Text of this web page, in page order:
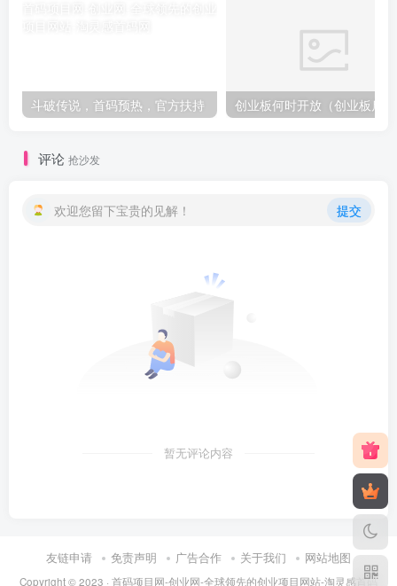
斗破传说，首码预热，官方扶持
评论 抢沙发
欢迎您留下宝贵的见解！ 提交
暂无评论内容
友链申请 免责声明 广告合作 关于我们 网站地图
Copyright © 2023 · 首码项目网-创业网-全球领先的创业项目网站-淘灵感首码